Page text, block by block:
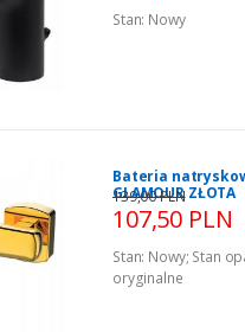
Stan: Nowy
Bateria
GLAMOUR ZŁOTA
107,50 PLN
139,00 PLN
Stan: Nowy; Stan
oryginalne